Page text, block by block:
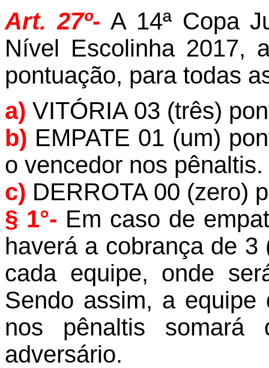
Art. 27º- A 14ª Copa
Nível Escolinha 2017,
pontuação, para todas
a) VITÓRIA 03 (três)
b) EMPATE 01 (um)
o vencedor nos pênaltis.
c) DERROTA 00 (zero)
§ 1°- Em caso de
haverá a cobrança de
cada equipe, onde
Sendo assim, a
nos pênaltis
adversário.